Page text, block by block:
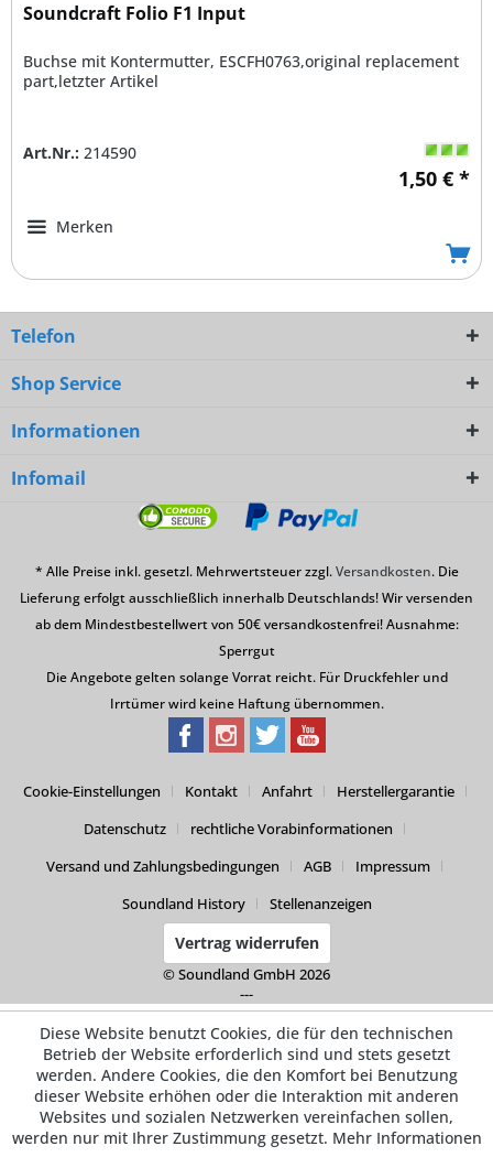
Soundcraft Folio F1 Input
Buchse mit Kontermutter, ESCFH0763,original replacement
part,letzter Artikel
Art.Nr.: 214590
1,50 € *
Merken
Telefon
Shop Service
Informationen
Infomail
* Alle Preise inkl. gesetzl. Mehrwertsteuer zzgl.Versandkosten. Die
Lieferung erfolgt ausschließlich innerhalb Deutschlands! Wir versenden
ab dem Mindestbestellwert von 50€ versandkostenfrei! Ausnahme:
Sperrgut
Die Angebote gelten solange Vorrat reicht. Für Druckfehler und
Irrtümer wird keine Haftung übernommen.
Cookie-Einstellungen Kontakt Anfahrt
Herstellergarantie
Datenschutz
rechtliche Vorabinformationen
Versand und Zahlungsbedingungen
AGB
Impressum
Soundland History
Stellenanzeigen
Vertrag widerrufen
© Soundland GmbH 2026
---
Diese Website benutzt Cookies, die für den technischen
Betrieb der Website erforderlich sind und stets gesetzt
werden. Andere Cookies, die den Komfort bei Benutzung
dieser Website erhöhen oder die Interaktion mit anderen
Websites und sozialen Netzwerken vereinfachen sollen,
werden nur mit Ihrer Zustimmung gesetzt. Mehr Informationen